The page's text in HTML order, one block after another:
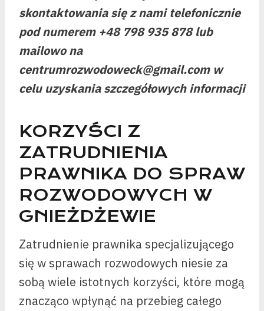
skontaktowania się z nami telefonicznie
pod numerem +48 798 935 878 lub
mailowo na
centrumrozwodoweck@gmail.com w
celu uzyskania szczegółowych informacji
KORZYŚCI Z
ZATRUDNIENIA
PRAWNIKA DO SPRAW
ROZWODOWYCH W
GNIEŻDŻEWIE
Zatrudnienie prawnika specjalizującego
się w sprawach rozwodowych niesie za
sobą wiele istotnych korzyści, które mogą
znacząco wpłynąć na przebieg całego